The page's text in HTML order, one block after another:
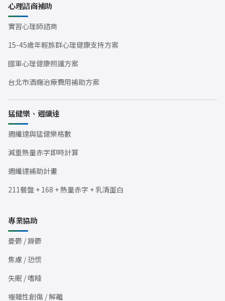
心理諮商補助
實習心理師諮商
15-45歲年輕族群心理健康支持方案
國軍心理健康照護方案
台北市酒癮治療費用補助方案
猛健樂、週纖達
週纖達與猛健樂格數
減重熱量赤字即時計算
週纖達補助計畫
211餐盤 + 168 + 熱量赤字 + 乳清蛋白
專業協助
憂鬱 / 躁鬱
焦慮 / 恐慌
失眠 / 嗜睡
複雜性創傷 / 解離